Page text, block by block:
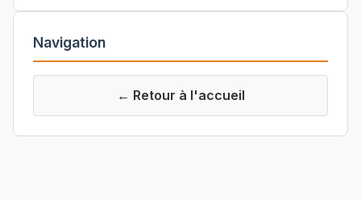
Navigation
← Retour à l'accueil